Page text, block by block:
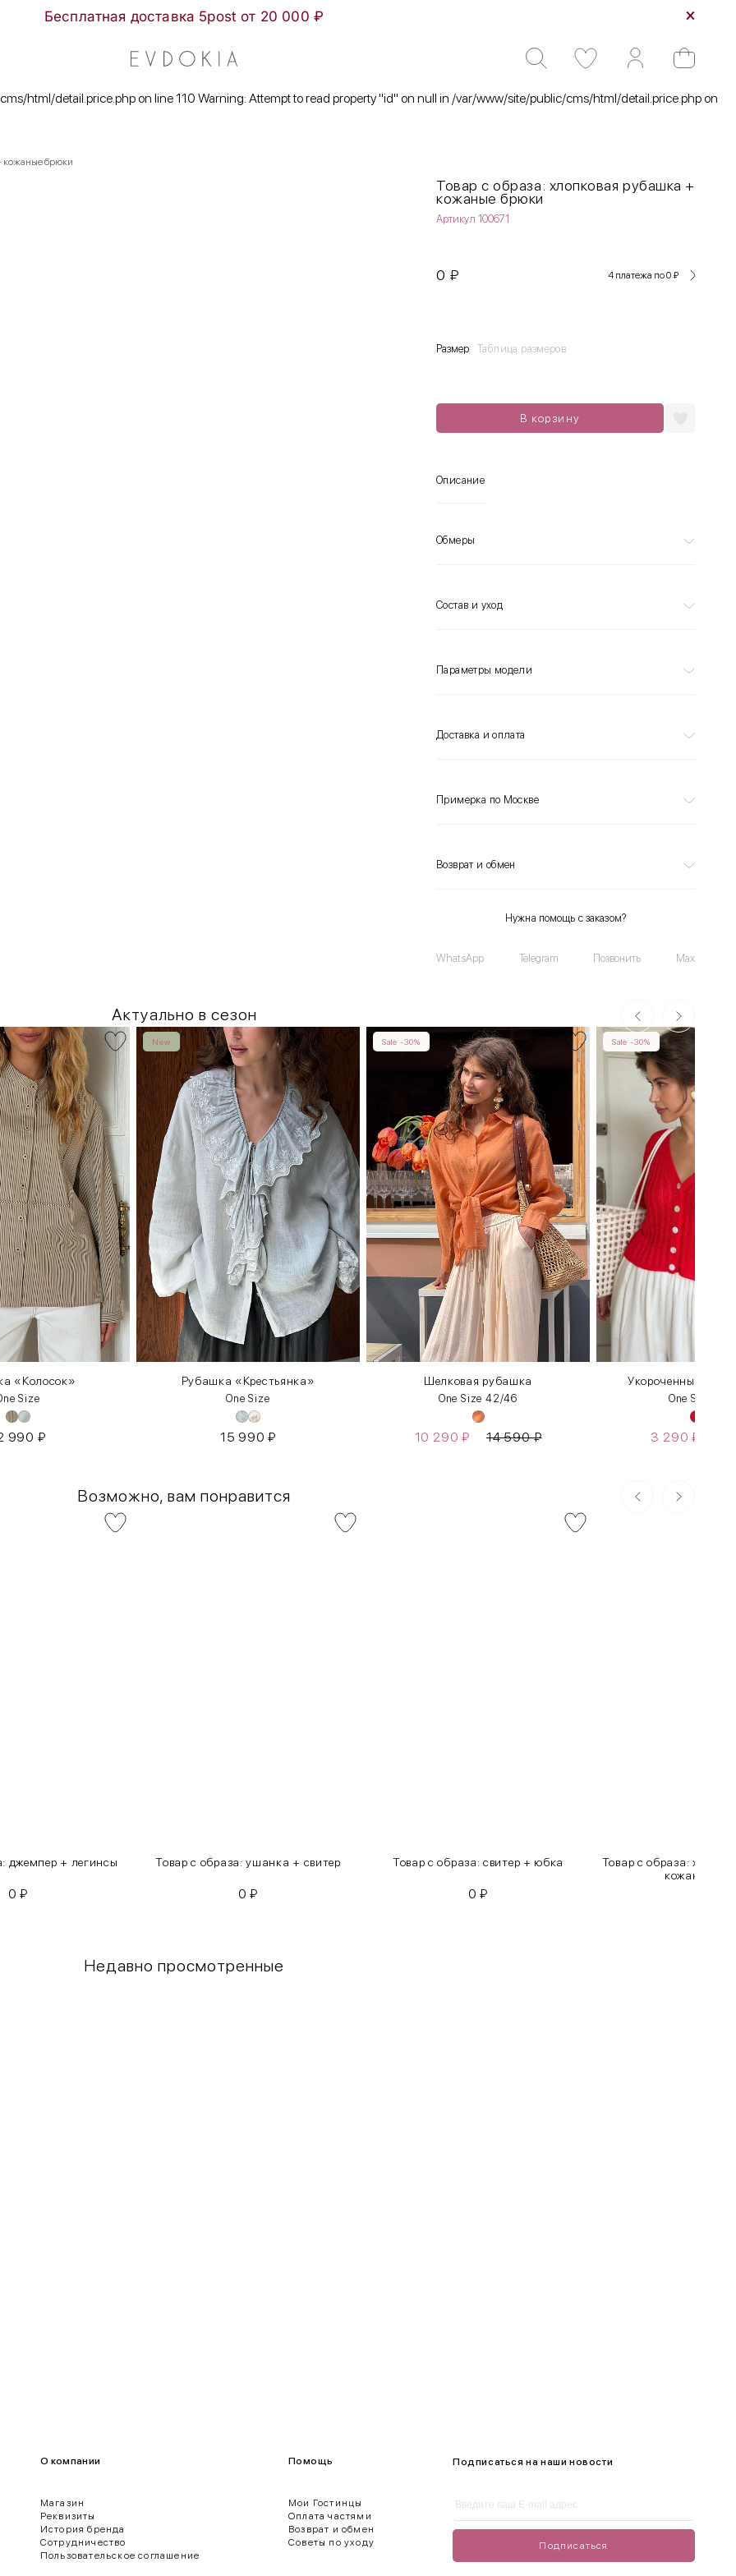
Бесплатная доставка 5post от 20 000 ₽
html/detail.price.php on line 110 Warning: Attempt to read property "id" on null in /var/www/site/public/cms/html/detail.price.php on
кожаные брюки
Товар с образа: хлопковая рубашка +
кожаные брюки
Артикул 100671
0 ₽ 4 платежа по 0 ₽
Размер Таблица размеров
В корзину
Описание
Обмеры
Состав и уход
Параметры модели
Доставка и оплата
Примерка по Москве
Возврат и обмен
Нужна помощь с заказом?
WhatsApp Telegram Позвонить Max
Актуально в сезон
«Колосок»
Size
990 ₽
New
Рубашка «Крестьянка»
One Size
15 990₽
Sale -30%
Шелковая рубашка
One Size 42/46
10 290₽ 14 590₽
Sale -30%
Укороченный топ
One Size
3 290₽
Возможно, вам понравится
джемпер + легинсы
0₽
Товар с образа: ушанка + свитер
0₽
Товар с образа: свитер + юбка
0₽
Товар с образа:
кожаные
Недавно просмотренные
О компании
Магазин
Реквизиты
История бренда
Сотрудничество
Пользовательское соглашение
Помощь
Мои Гостинцы
Оплата частями
Возврат и обмен
Советы по уходу
Подписаться на наши новости
Подписаться